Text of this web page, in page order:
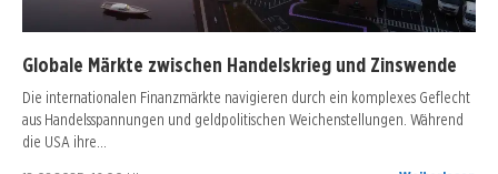
Globale Märkte zwischen Handelskrieg und Zinswende
Die internationalen Finanzmärkte navigieren durch ein komplexes Geflecht
aus Handelsspannungen und geldpolitischen Weichenstellungen. Während
die USA ihre…